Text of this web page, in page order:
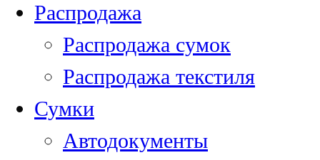
Распродажа
Распродажа сумок
Распродажа текстиля
Сумки
Автодокументы